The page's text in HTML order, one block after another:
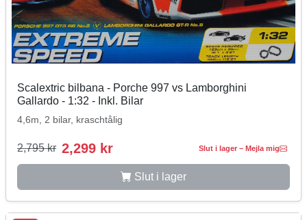
Scalextric bilbana - Porche 997 vs Lamborghini
Gallardo - 1:32 - Inkl. Bilar
4,6m, 2 bilar, kraschtålig
2,795 kr 2,299 kr Slut i lager – Mejla mig
Slut i lager